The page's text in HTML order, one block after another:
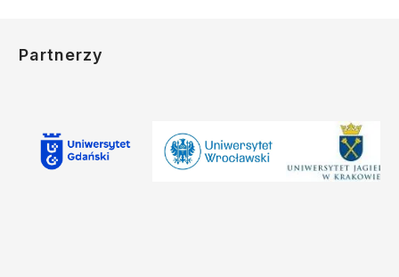
Partnerzy